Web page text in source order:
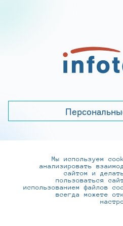
+7 (495) 737-
127273, г. Москва,
Мы используем
анализировать
сайтом и
пользоваться
использованием файлов
всегда можете